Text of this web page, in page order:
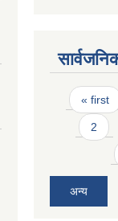
Pages
« first
2
अन्य